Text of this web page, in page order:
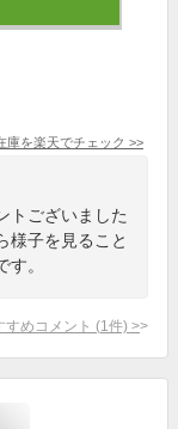
庫を楽天でチェック >>
トございました
様子を見ること
。
すめコメント (1 件) >